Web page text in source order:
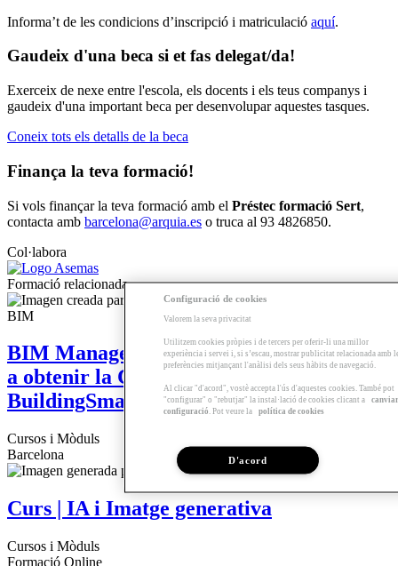
Informa’t de les condicions d’inscripció i matriculació aquí.
Gaudeix d'una beca si et fas delegat/da!
Exerceix de nexe entre l'escola, els docents i els teus companys i
gaudeix d'una important beca per desenvolupar aquestes tasques.
Coneix tots els detalls de la beca
Finança la teva formació!
Si vols finançar la teva formació amb el Préstec formació Sert,
contacta amb barcelona@arquia.es o truca al 93 4826850.
Col·labora
Formació relacionada
BIM Management | Mòdul per a accedir
a obtenir la Certificació Foundation de
BuildingSmart
Cursos i Mòduls
Barcelona
Curs | IA i Imatge generativa
Cursos i Mòduls
Formació Online
Configuració de cookies
Valorem la seva privacitat
Utilitzem cookies pròpies i de tercers per oferir-li una millor
experiència i servei i, si s’escau, mostrar publicitat relacionada amb
preferències mitjançant l'anàlisi dels seus hàbits de navegació.
Al clicar "d'acord", vostè accepta l'ús d'aquestes cookies. També pot
"configurar" o "rebutjar" la instal·lació de cookies clicant a
canviar
configuració . Pot veure la política de cookies
D'acord